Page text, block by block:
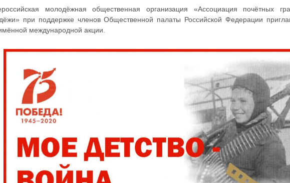
молодёжная общественная организация «Ассоциация почётных
при поддержке членов Общественной палаты Российской Федерации
международной акции.